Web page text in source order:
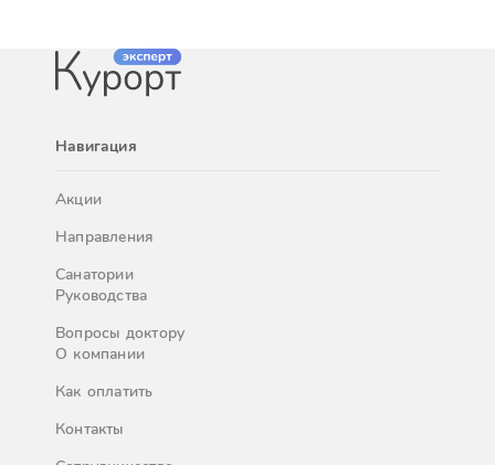
Навигация
Акции
Направления
Санатории
Руководства
Вопросы доктору
О компании
Как оплатить
Контакты